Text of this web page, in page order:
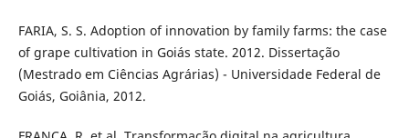
FARIA, S. S. Adoption of innovation by family farms: the case
of grape cultivation in Goiás state. 2012. Dissertação
(Mestrado em Ciências Agrárias) - Universidade Federal de
Goiás, Goiânia, 2012.